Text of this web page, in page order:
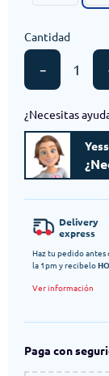
Cantidad
－
¿Necesitas
Delivery
express
Haz tu pedido antes
la 1pm y recibelo
Ver información
Paga con